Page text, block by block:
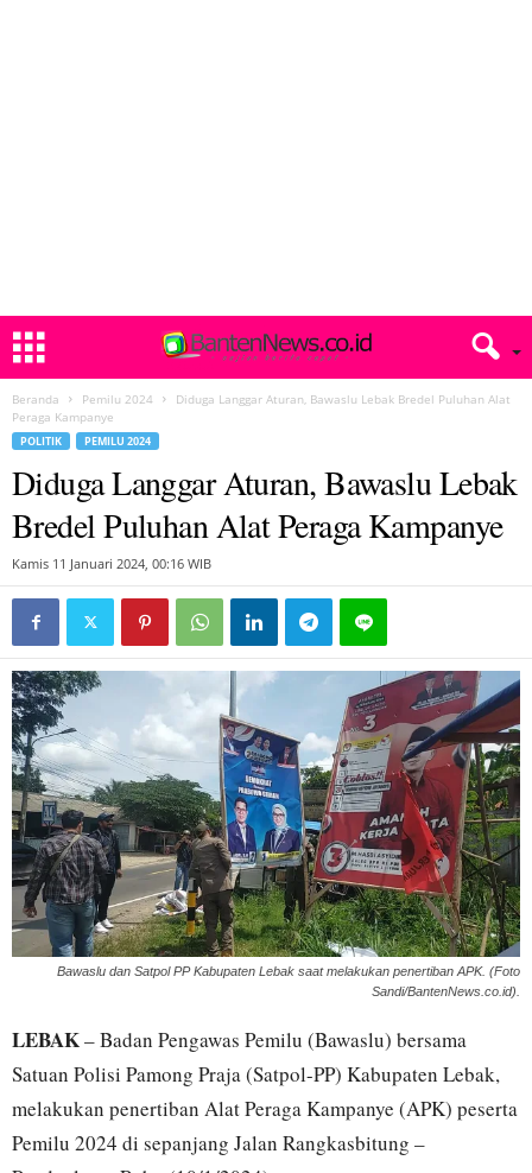
Beranda Pemilu 2024
Diduga Langgar Aturan, Bawaslu Lebak Bredel Puluhan Alat
Peraga Kampanye
POLITIK PEMILU 2024
Diduga Langgar Aturan, Bawaslu Lebak
Bredel Puluhan Alat Peraga Kampanye
Kamis 11 Januari 2024, 00:16 WIB
Bawaslu dan Satpol PP Kabupaten Lebak saat melakukan penertiban APK. (Foto
Sandi/BantenNews.co.id).
LEBAK– Badan Pengawas Pemilu (Bawaslu) bersama
Satuan Polisi Pamong Praja (Satpol-PP) Kabupaten Lebak,
melakukan penertiban Alat Peraga Kampanye (APK) peserta
Pemilu 2024 di sepanjang Jalan Rangkasbitung –